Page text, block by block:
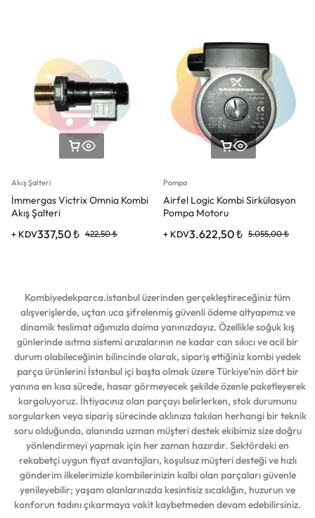
Akış Şalteri
İmmergas Victrix Omnia Kombi
Akış Şalteri
337,50₺ 422,50₺
+ KDV
Pompa
Airfel Logic Kombi Sirkülasyon
Pompa Motoru
3.622,50₺ 5.055,00₺
+ KDV
Kombiyedekparca.istanbul üzerinden gerçekleştireceğiniz tüm
alışverişlerde, uçtan uca şifrelenmiş güvenli ödeme altyapımız ve
dinamik teslimat ağımızla daima yanınızdayız. Özellikle soğuk kış
günlerinde ısıtma sistemi arızalarının ne kadar can sıkıcı ve acil bir
durum olabileceğinin bilincinde olarak, sipariş ettiğiniz kombi yedek
parça ürünlerini İstanbul içi başta olmak üzere Türkiye’nin dört bir
yanına en kısa sürede, hasar görmeyecek şekilde özenle paketleyerek
kargoluyoruz. İhtiyacınız olan parçayı belirlerken, stok durumunu
sorgularken veya sipariş sürecinde aklınıza takılan herhangi bir teknik
soru olduğunda, alanında uzman müşteri destek ekibimiz size doğru
yönlendirmeyi yapmak için her zaman hazırdır. Sektördeki en
rekabetçi uygun fiyat avantajları, koşulsuz müşteri desteği ve hızlı
gönderim ilkelerimizle kombilerinizin kalbi olan parçaları güvenle
yenileyebilir; yaşam alanlarınızda kesintisiz sıcaklığın, huzurun ve
konforun tadını çıkarmaya vakit kaybetmeden devam edebilirsiniz.